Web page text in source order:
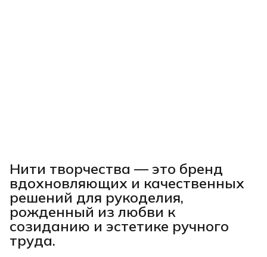
Нити творчества — это бренд
вдохновляющих и качественных
решений для рукоделия,
рожденный из любви к
созиданию и эстетике ручного
труда.